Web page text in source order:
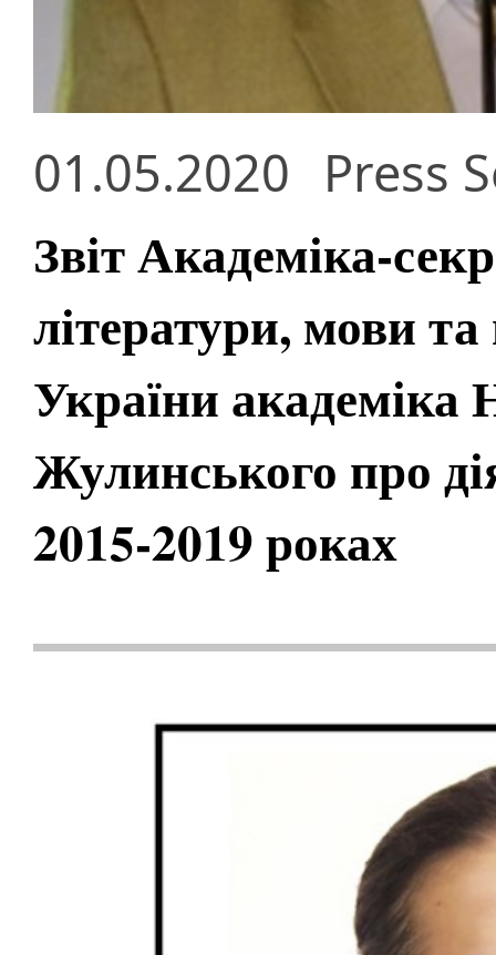
01.05.2020 Press
Звіт Академіка-
літератури, мови
України
Жулинського про
2015-2019 роках